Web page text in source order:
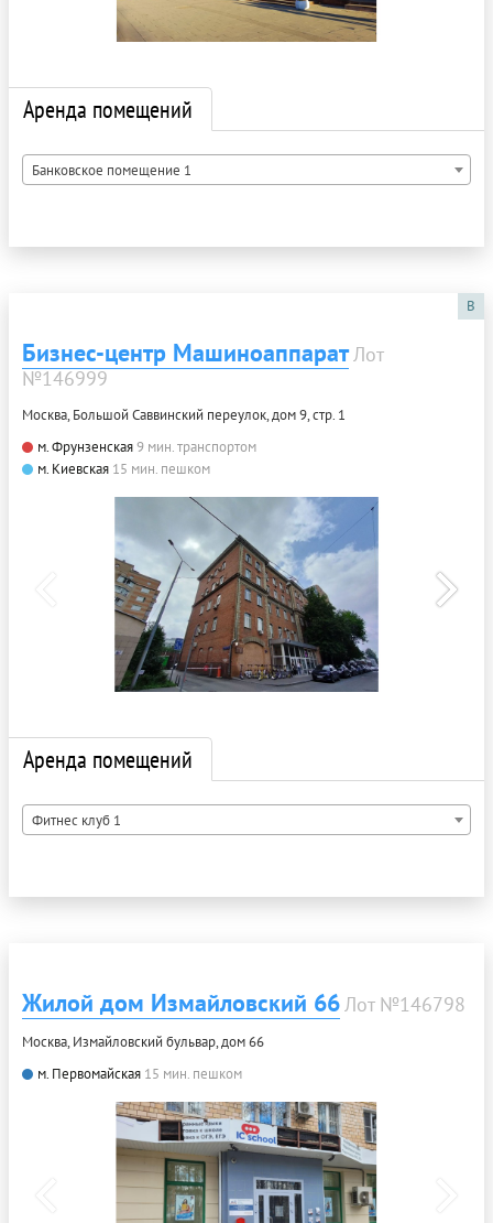
Аренда помещений
Банковское помещение 1
B
Бизнес-центр Машиноаппарат Лот
№146999
Москва, Большой Саввинский переулок, дом 9, стр. 1
м. Фрунзенская9 мин. транспортом
м. Киевская 15 мин. пешком
Аренда помещений
Фитнес клуб 1
Жилой дом Измайловский 66Лот №146798
Москва, Измайловский бульвар, дом 66
м. Первомайская 15 мин. пешком